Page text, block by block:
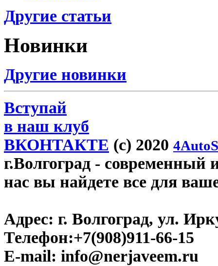
Другие статьи
Новинки
Другие новинки
Вступай
в наш клуб
ВКОНТАКТЕ (c) 2020
г.Волгоград - современный
нас вы найдете все для
Адрес: г. Волгоград, ул.
Телефон:+7(908)911-66-15
E-mail: info@nerjaveem.ru